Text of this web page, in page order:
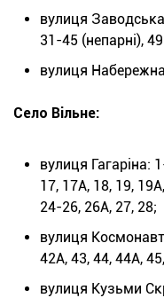
вулиця
31-45 (непарні),
вулиця
Село Вільне:
вулиця Гагаріна:
17, 17А, 18, 19,
24-26, 26А, 27, 28;
вулиця
42А, 43, 44, 44А,
вулиця Кузьми